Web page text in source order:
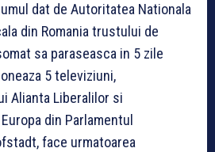
dat de Autoritatea Nationala
din Romania trustului de
sa paraseasca in 5 zile
5 televiziuni,
Alianta Liberalilor si
din Parlamentul
face urmatoarea